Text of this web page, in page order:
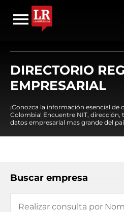
DIRECTORIO
EMPRESARIAL
¡Conozca la información esencial de
Colombia! Encuentre NIT, dirección,
datos empresarial mas grande del
Buscar empresa